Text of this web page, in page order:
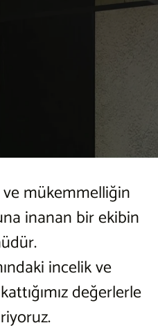
mükemmelliğin
inanan bir ekibin
incelik ve
değerlerle